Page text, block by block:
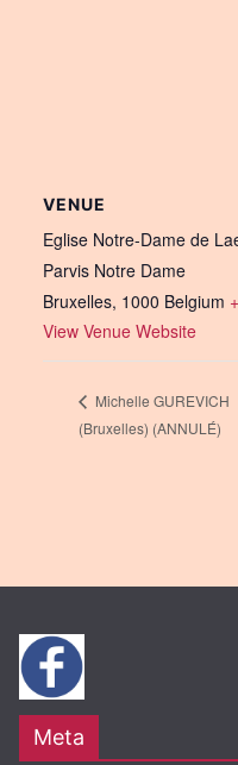
VENUE
Eglise Notre-Dame de
Parvis Notre Dame
Bruxelles, 1000 Belgium
View Venue Website
Michelle GUREVICH
(Bruxelles) (ANNULÉ)
Meta